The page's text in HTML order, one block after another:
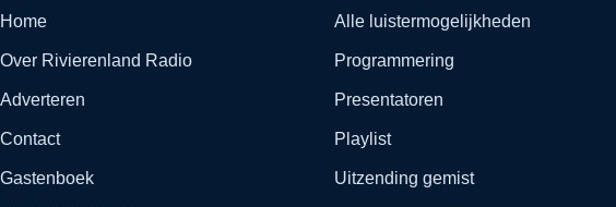
Home
Over Rivierenland Radio
Adverteren
Contact
Gastenboek
Alle luistermogelijkheden
Programmering
Presentatoren
Playlist
Uitzending gemist